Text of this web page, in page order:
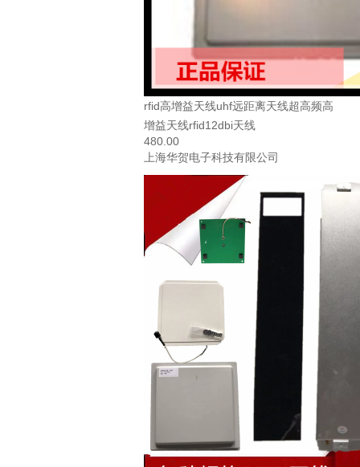
rfid高增益天线uhf远距离天线超高频高
增益天线rfid12dbi天线
480.00
上海华贺电子科技有限公司